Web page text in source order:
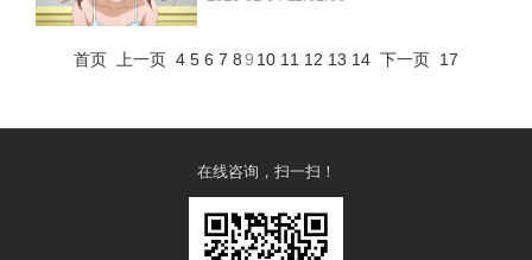
首页 上一页 4 5 6 7 89 10 11 12 13 14 下一页 17
在线咨询，扫一扫！